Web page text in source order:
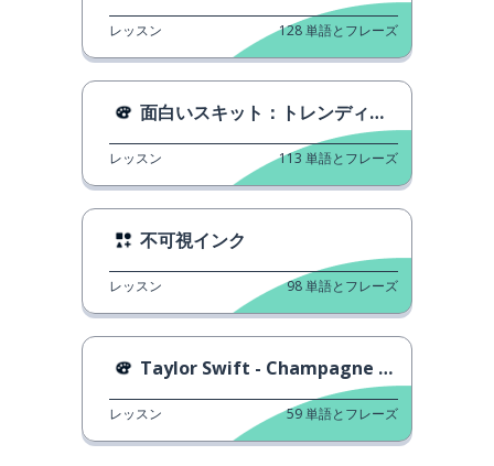
レッスン 128単語とフレーズ
面白いスキット：トレンディなレストラン
レッスン 113 単語とフレーズ
不可視インク
レッスン 98単語とフレーズ
Taylor Swift - Champagne Problems
レッスン 59単語とフレーズ